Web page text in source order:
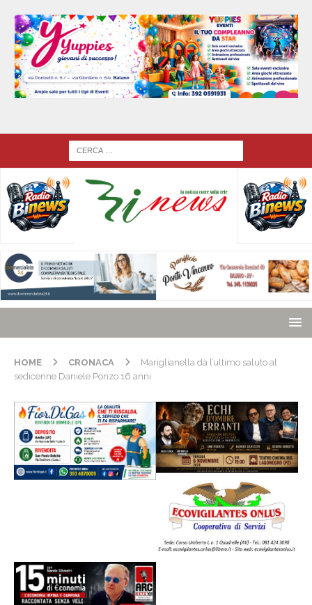
HOME CRONACA
Mariglianella dà l’ultimo saluto al
sedicenne Daniele Ponzo 16 anni